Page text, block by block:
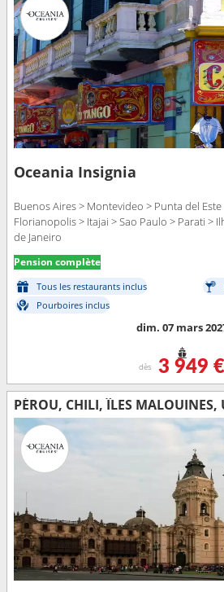
Oceania Insignia
Buenos Aires > Montevideo > Punta del
Florianopolis > Itajai > Sao Paulo > Parati >
de Janeiro
Pension complète
Tous les restaurants inclus
Pourboires inclus
dim. 07 mars
dès 3 949 €